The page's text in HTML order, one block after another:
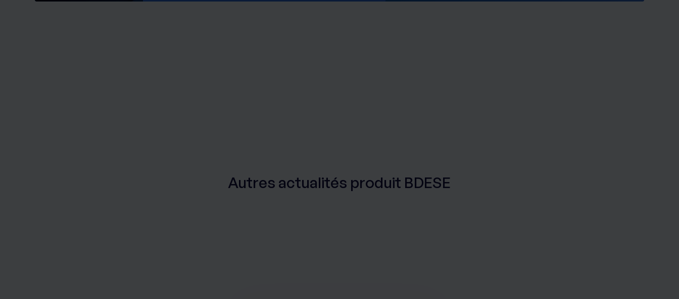
Autres actualités produit BDESE